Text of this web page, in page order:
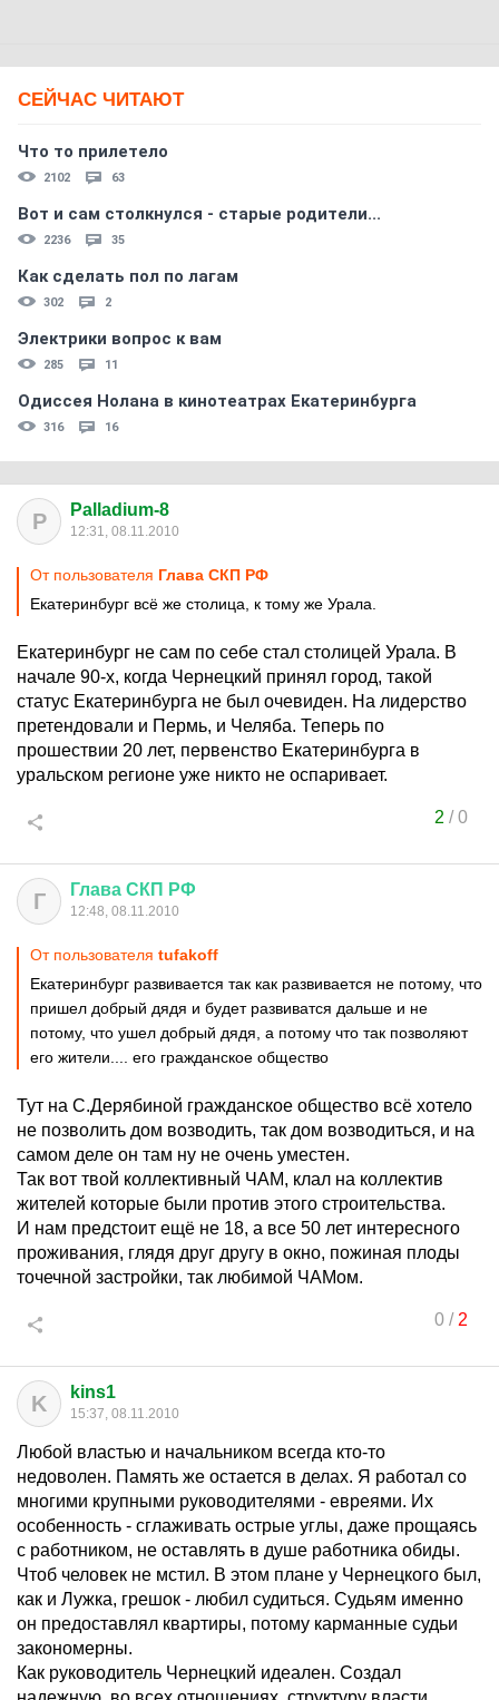
СЕЙЧАС ЧИТАЮТ
Что то прилетело
2102 63
Вот и сам столкнулся - старые родители...
2236 35
Как сделать пол по лагам
302 2
Электрики вопрос к вам
285 11
Одиссея Нолана в кинотеатрах Екатеринбурга
316 16
P Palladium-8
12:31, 08.11.2010
От пользователя Глава СКП РФ
Екатеринбург всё же столица, к тому же Урала.
Екатеринбург не сам по себе стал столицей Урала. В
начале 90-х, когда Чернецкий принял город, такой
статус Екатеринбурга не был очевиден. На лидерство
претендовали и Пермь, и Челяба. Теперь по
прошествии 20 лет, первенство Екатеринбурга в
уральском регионе уже никто не оспаривает.
2 /0
Г Глава СКП РФ
12:48, 08.11.2010
От пользователя tufakoff
Екатеринбург развивается так как развивается не потому, что
пришел добрый дядя и будет развиватся дальше и не
потому, что ушел добрый дядя, а потому что так позволяют
его жители.... его гражданское общество
Тут на С.Дерябиной гражданское общество всё хотело
не позволить дом возводить, так дом возводиться, и на
самом деле он там ну не очень уместен.
Так вот твой коллективный ЧАМ, клал на коллектив
жителей которые были против этого строительства.
И нам предстоит ещё не 18, а все 50 лет интересного
проживания, глядя друг другу в окно, пожиная плоды
точечной застройки, так любимой ЧАМом.
0/ 2
K kins1
15:37, 08.11.2010
Любой властью и начальником всегда кто-то
недоволен. Память же остается в делах. Я работал со
многими крупными руководителями - евреями. Их
особенность - сглаживать острые углы, даже прощаясь
с работником, не оставлять в душе работника обиды.
Чтоб человек не мстил. В этом плане у Чернецкого был,
как и Лужка, грешок - любил судиться. Судьям именно
он предоставлял квартиры, потому карманные судьи
закономерны.
Как руководитель Чернецкий идеален. Создал